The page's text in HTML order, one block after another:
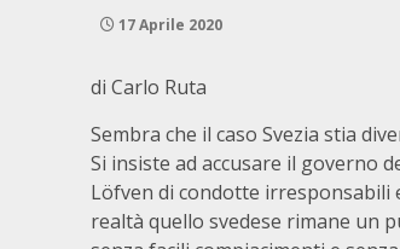
17 Aprile 2020
di Carlo Ruta
Sembra che il caso Svezia stia
Si insiste ad accusare il governo
Löfven di condotte irresponsabili
realtà quello svedese rimane un